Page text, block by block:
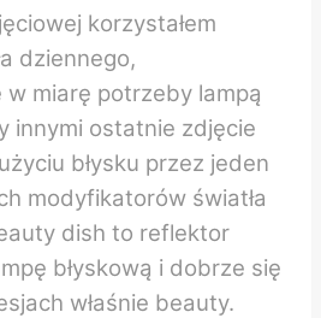
korzystałem
dziennego,
w miarę potrzeby lampą
innymi ostatnie zdjęcie
błysku przez jeden
modyfikatorów światła
dish to reflektor
błyskową i dobrze się
właśnie beauty.